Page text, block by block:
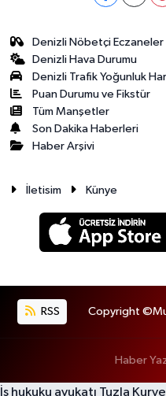
Denizli Nöbetçi Eczaneler
Denizli Hava Durumu
Denizli Trafik Yoğunluk
Puan Durumu ve Fikstür
Tüm Manşetler
Son Dakika Haberleri
Haber Arşivi
İletisim Künye
RSS Copyright
Haber
İş hukuku avukatı Tuzla Kurye